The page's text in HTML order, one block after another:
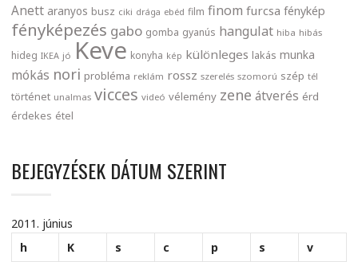
Anett aranyos busz ciki drága ebéd film finom furcsa fénykép
fényképezés gabo gomba gyanús hangulat hiba hibás
hideg IKEA jó Keve konyha kép különleges lakás munka
mókás nori probléma reklám rossz szerelés szomorú szép tél
történet unalmas vicces videó vélemény zene átverés érd
érdekes étel
BEJEGYZÉSEK DÁTUM SZERINT
2011. június
h
K s c p s
v